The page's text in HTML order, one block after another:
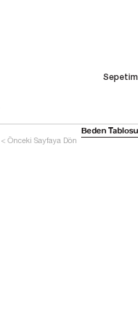
Sepetim
Önceki Sayfaya Dön
Beden Tablosu